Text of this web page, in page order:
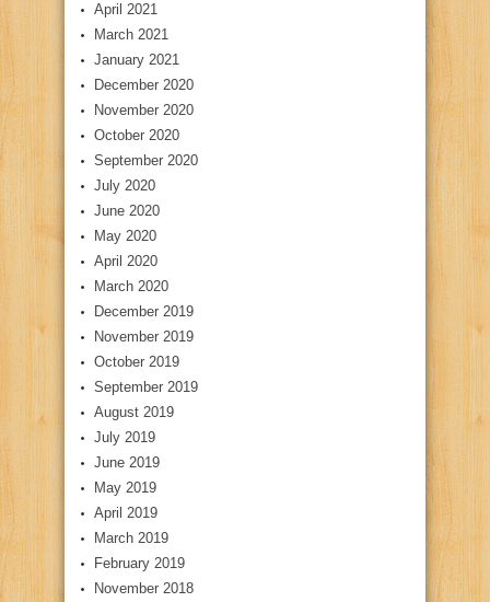
April 2021
March 2021
January 2021
December 2020
November 2020
October 2020
September 2020
July 2020
June 2020
May 2020
April 2020
March 2020
December 2019
November 2019
October 2019
September 2019
August 2019
July 2019
June 2019
May 2019
April 2019
March 2019
February 2019
November 2018